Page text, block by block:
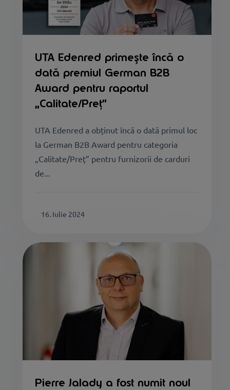
UTA Edenred primește încă o
dată premiul German B2B
Award pentru raportul
„Calitate/Preț”
UTA Edenred a obținut încă o dată primul loc
la German B2B Award pentru categoria
„Calitate/Preț” pentru furnizorii de carduri
de...
16. Iulie 2024
Pierre Jalady a fost numit noul